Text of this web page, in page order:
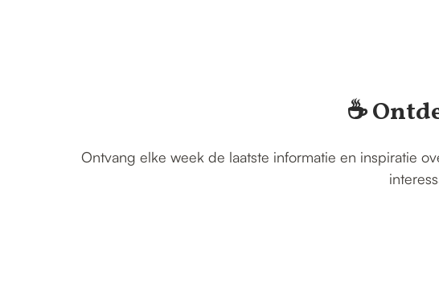
☕️
Ontvang elke week de laatste informatie en inspiratie